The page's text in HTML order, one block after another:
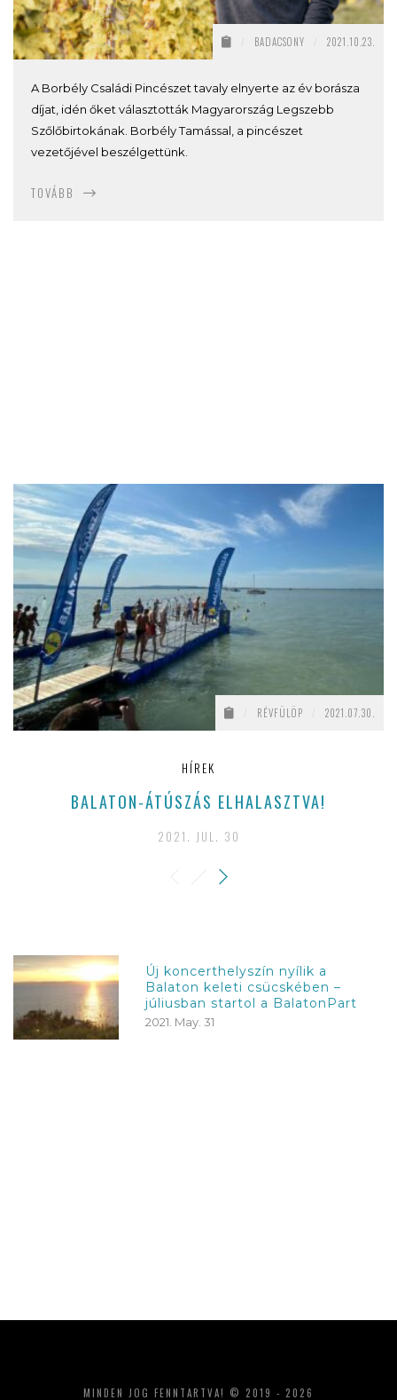
BADACSONY 2021.10.23.
A Borbély Családi Pincészet tavaly elnyerte az év borásza
díjat, idén őket választották Magyarország Legszebb
Szőlőbirtokának. Borbély Tamással, a pincészet
vezetőjével beszélgettünk.
TOVÁBB
RÉVFÜLÖP 2021.07.30.
HÍREK
BALATON-ÁTÚSZÁS ELHALASZTVA!
2021. JUL. 30
Új koncerthelyszín nyílik a
Balaton keleti csücskében –
júliusban startol a BalatonPart
2021. May. 31
MINDEN JOG FENNTARTVA! © 2019 - 2026